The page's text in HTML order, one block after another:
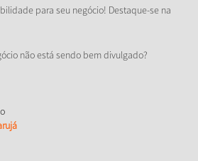
para seu negócio! Destaque-se na
não está sendo bem divulgado?